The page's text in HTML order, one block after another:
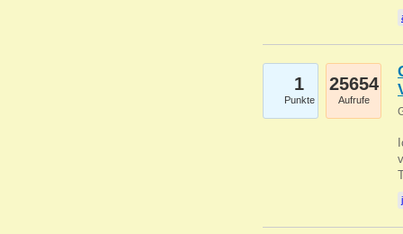
1
Punkte
25654
Aufrufe